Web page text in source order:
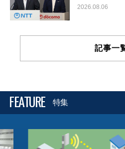
2026.08.06
記事一
FEATURE 特集